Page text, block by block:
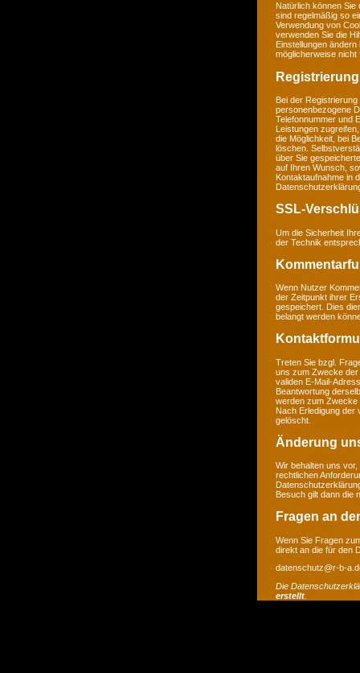
Natürlich können
sind regelmäßig so
Verwendung von
verwenden Sie die
Einstellungen
möglicherweise nicht
Bei der
personenbezogene
Telefonnummer und
Leistungen
die Möglichkeit, bei
löschen.
über Sie
auf Ihren Wunsch,
Kontaktaufnahme in
SSL-
Um die Sicherheit
der Technik
Wenn Nutzer
der Zeitpunkt ihrer
gespeichert. Dies
belangt werden
Treten Sie bzgl.
uns zum Zwecke der
validen E-Mail-
Beantwortung
werden zum Zwecke
Nach Erledigung der
gelöscht.
Änderung
Wir behalten uns
rechtlichen
Besuch gilt dann die
Fragen an
Wenn Sie Fragen
direkt an die für den
datenschutz@r-b-
Die
erstellt